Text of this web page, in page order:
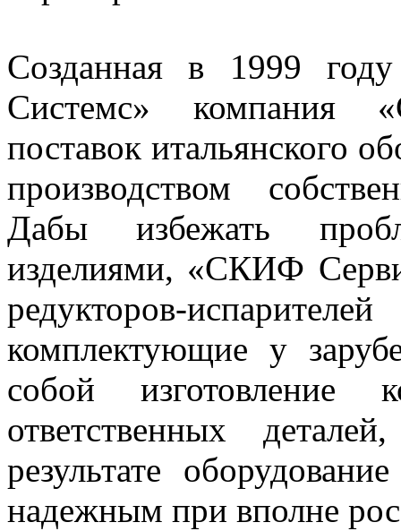
Созданная в 1999
Системс» компания
поставок итальянского
производством
Дабы избежать
изделиями, «СКИФ
редукторов-
комплектующие у
собой
ответственных
результате
надежным при вполне